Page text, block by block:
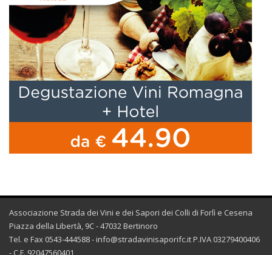
Associazione Strada dei Vini e dei Sapori dei Colli di Forlì e Cesena
Piazza della Libertà, 9C - 47032 Bertinoro
Tel. e Fax 0543-444588 - info@stradavinisaporifc.it P.IVA 03279400406
- C.F. 92047560401